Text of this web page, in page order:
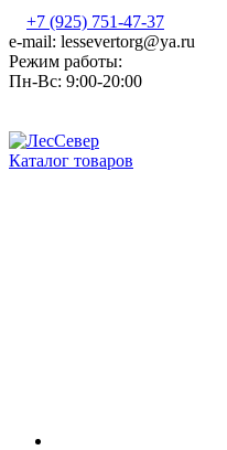
+7 (925) 751-47-37
e-mail: lessevertorg@ya.ru
Режим работы:
Пн-Вс: 9:00-20:00
Каталог товаров